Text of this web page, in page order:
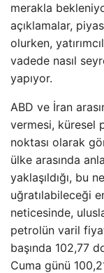
merakla
açıklamalar,
olurken,
vadede nasıl
yapıyor.
ABD ve İran
vermesi, küresel
noktası olarak
ülke arasında
yaklaşıldığı, bu
uğratılabileceği
neticesinde,
petrolün varil
başında 102,77
Cuma günü